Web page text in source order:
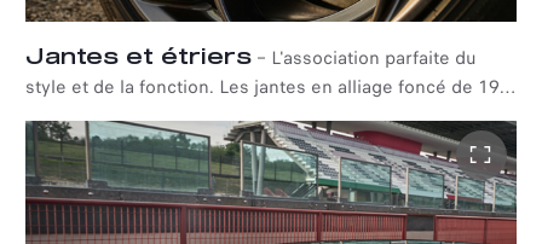
Jantes et étriers – L'association parfaite du
style et de la fonction. Les jantes en alliage foncé de 19
avec étriers de frein peints en noir contribuent aux
performances et au freinage exceptionnels de l'Alfa
Romeo Giulia Quadrifoglio Super Sport, en apportant une
touche de sportivité et de raffinement technique.